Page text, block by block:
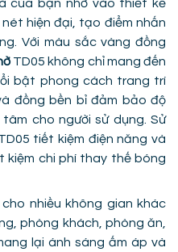
của bạn nhờ vào thiết kế
hiện đại, tạo điểm nhấn
Với màu sắc vàng đồng
TD05 không chỉ mang đến
bật phong cách trang trí
đồng bền bỉ đảm bảo độ
cho người sử dụng. Sử
tiết kiệm điện năng và
chi phí thay thế bóng
nhiều không gian khác
phòng khách, phòng ăn,
lại ánh sáng ấm áp và